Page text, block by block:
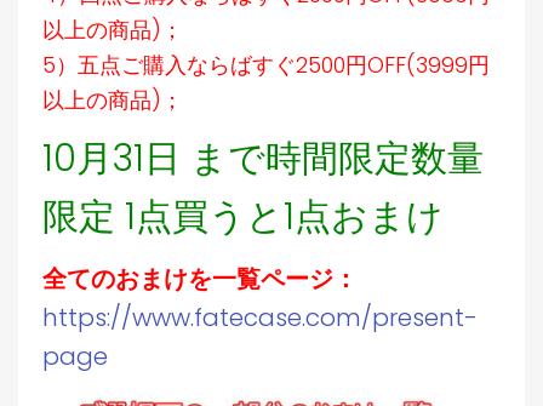
以上の商品)；
5）五点ご購入ならばすぐ2500円OFF(3999円
以上の商品)；
10月31日 まで時間限定数量
限定 1点買うと1点おまけ
全てのおまけを一覧ページ：
https://www.fatecase.com/present-
page